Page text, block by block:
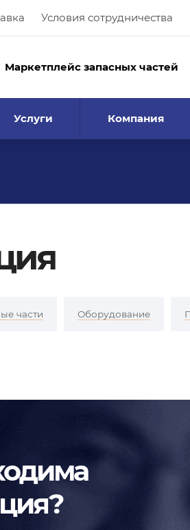
Условия сотрудничества
Маркетплейс запасных частей
Услуги Компания
части Оборудование